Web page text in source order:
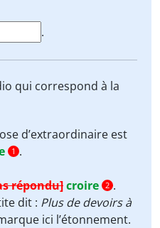
.
qui correspond à la
d’extraordinaire est
1 .
répondu]croire 2 .
dit : Plus de devoirs à
ici l’étonnement.